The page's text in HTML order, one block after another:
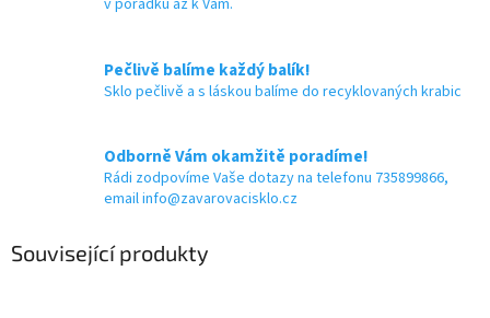
v pořádku až k Vám.
Pečlivě balíme každý balík!
Sklo pečlivě a s láskou balíme do recyklovaných krabic
Odborně Vám okamžitě poradíme!
Rádi zodpovíme Vaše dotazy na telefonu 735899866,
email info@zavarovacisklo.cz
Související produkty